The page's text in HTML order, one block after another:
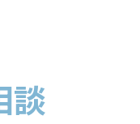
談